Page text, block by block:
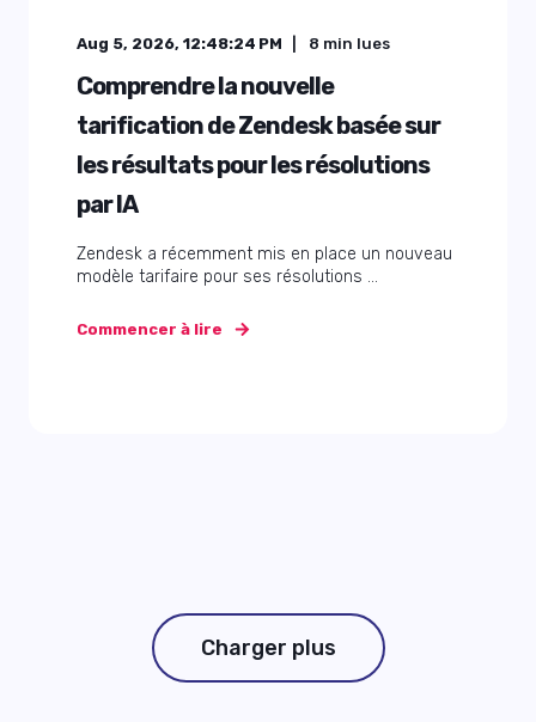
Aug 5, 2026, 12:48:24 PM 8 min lues
Comprendre la nouvelle
tarification de Zendesk basée sur
les résultats pour les résolutions
par IA
Zendesk a récemment mis en place un nouveau
modèle tarifaire pour ses résolutions ...
Commencer à lire
Charger plus